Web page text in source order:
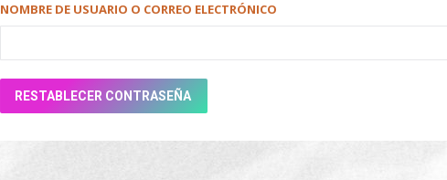
NOMBRE DE USUARIO O CORREO ELECTRÓNICO
RESTABLECER CONTRASEÑA